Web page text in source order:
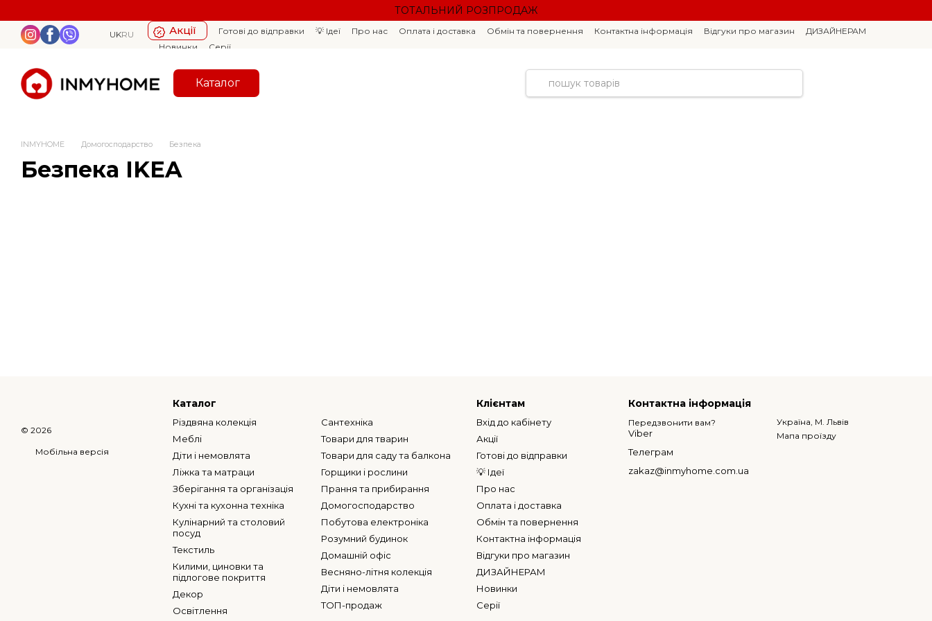
ТОТАЛЬНИЙ РОЗПРОДАЖ
UKRU Акції Готові до відправки 💡 Ідеї Про нас Оплата і доставка Обмін та повернення Контактна інформація Відгуки про магазин
ДИЗАЙНЕРАМ
Новинки
Серії
Каталог
INMYHOME Домогосподарство Безпека
Безпека IKEA
© 2026
Мобільна версія
Каталог
Різдвяна колекція
Меблі
Діти і немовлята
Ліжка та матраци
Зберігання та організація
Кухні та кухонна техніка
Кулінарний та столовий
посуд
Текстиль
Килими, циновки та
підлогове покриття
Декор
Освітлення
Сантехніка
Товари для тварин
Товари для саду та балкона
Горщики і рослини
Прання та прибирання
Домогосподарство
Побутова електроніка
Розумний будинок
Домашній офіс
Весняно-літня колекція
Діти і немовлята
ТОП-продаж
Клієнтам
Вхід до кабінету
Акції
Готові до відправки
💡 Ідеї
Про нас
Оплата і доставка
Обмін та повернення
Контактна інформація
Відгуки про магазин
ДИЗАЙНЕРАМ
Новинки
Серії
Контактна інформація
Передзвонити вам?
Viber
Телеграм
zakaz@inmyhome.com.ua
Україна, М. Львів
Мапа проїзду